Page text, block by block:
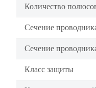
Количество
Сечение
Сечение
Класс защиты